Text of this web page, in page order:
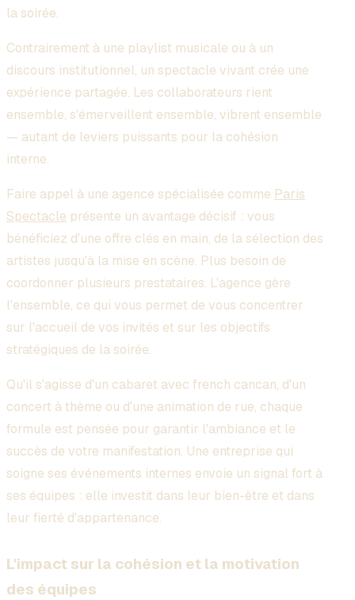
la soirée.
Contrairement à une playlist musicale ou à un
discours institutionnel, un spectacle vivant crée une
expérience partagée. Les collaborateurs rient
ensemble, s'émerveillent ensemble, vibrent ensemble
— autant de leviers puissants pour la cohésion
interne.
Faire appel à une agence spécialisée comme Paris
Spectacle présente un avantage décisif : vous
bénéficiez d'une offre clés en main, de la sélection des
artistes jusqu'à la mise en scène. Plus besoin de
coordonner plusieurs prestataires. L'agence gère
l'ensemble, ce qui vous permet de vous concentrer
sur l'accueil de vos invités et sur les objectifs
stratégiques de la soirée.
Qu'il s'agisse d'un cabaret avec french cancan, d'un
concert à thème ou d'une animation de rue, chaque
formule est pensée pour garantir l'ambiance et le
succès de votre manifestation. Une entreprise qui
soigne ses événements internes envoie un signal fort à
ses équipes : elle investit dans leur bien-être et dans
leur fierté d'appartenance.
L'impact sur la cohésion et la motivation
des équipes